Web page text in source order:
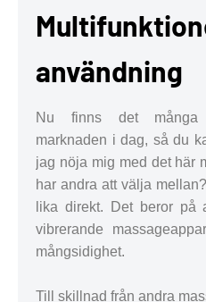
användning
Nu finns det många
marknaden i dag, så du
jag nöja mig med det här
har andra att välja
lika direkt. Det beror på
vibrerande
mångsidighet.
Till skillnad från andra